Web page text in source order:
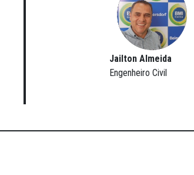
Jailton Almeida
Engenheiro Civil